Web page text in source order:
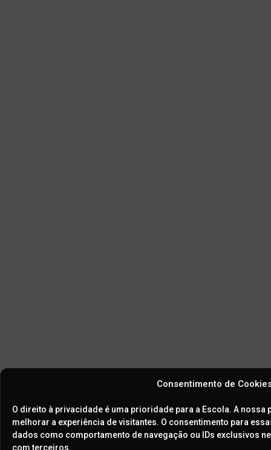
Consentimento de
O direito à privacidade é uma prioridade para a Escola. A nossa
melhorar a experiência de visitantes. O consentimento para
dados como comportamento de navegação ou IDs exclusivos
com terceiros.